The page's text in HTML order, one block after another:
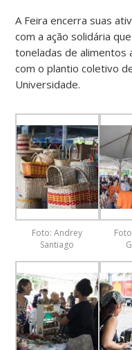
A Feira encerra suas
com a ação solidária
toneladas de alimentos
com o plantio coletivo
Universidade.
Foto: Andrey
Santiago